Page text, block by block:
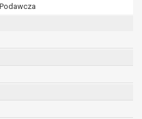
administratora na
do odbioru danych
będą przetwarzane
realizacji celu dla jakiego